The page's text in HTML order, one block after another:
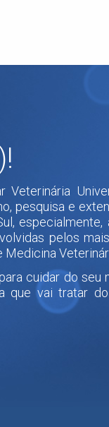
Veterinária
pesquisa e
especialmente,
pelos
cuidar do seu
que vai tratar